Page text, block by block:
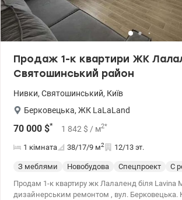
Продаж 1-к квартири ЖК
Святошинський район
Нивки, Святошинський, Київ
Берковецька, ЖК LaLaLand
70 000 $* 1 842 $ / м2*
1 кімната 38/17/9 м2 12/13 эт.
З меблями Новобудова Спецпроект
С
Продам 1-к квартиру жк Лалаленд біля Lavina
дизайнерським ремонтом , вул. Берковецька.